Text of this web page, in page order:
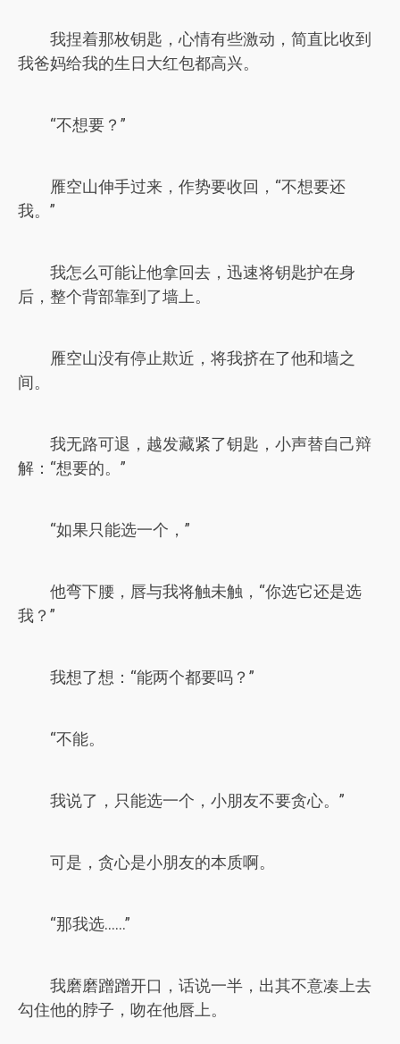
我捏着那枚钥匙，心情有些激动，简直比收到
我爸妈给我的生日大红包都高兴。
“不想要？”
雁空山伸手过来，作势要收回，“不想要还
我。”
我怎么可能让他拿回去，迅速将钥匙护在身
后，整个背部靠到了墙上。
雁空山没有停止欺近，将我挤在了他和墙之
间。
我无路可退，越发藏紧了钥匙，小声替自己辩
解：“想要的。”
“如果只能选一个，”
他弯下腰，唇与我将触未触，“你选它还是选
我？”
我想了想：“能两个都要吗？”
“不能。
我说了，只能选一个，小朋友不要贪心。”
可是，贪心是小朋友的本质啊。
“那我选……”
我磨磨蹭蹭开口，话说一半，出其不意凑上去
勾住他的脖子，吻在他唇上。